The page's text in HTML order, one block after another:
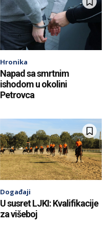
Hronika
Napad sa smrtnim
ishodom u okolini
Petrovca
Događaji
U susret LJKI: Kvalifikacije
za višeboj